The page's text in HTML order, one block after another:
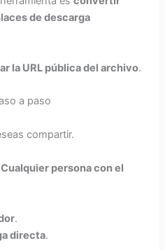
de descarga
la URL pública del archivo.
a paso
compartir.
persona con el
.
directa.